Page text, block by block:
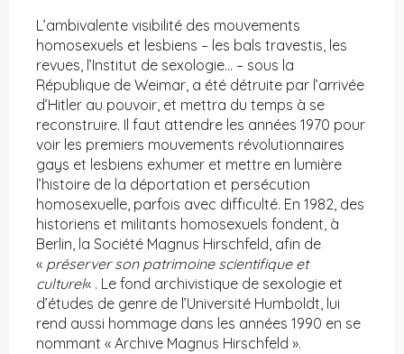
L’ambivalente visibilité des mouvements
homosexuels et lesbiens – les bals travestis, les
revues, l’Institut de sexologie… – sous la
République de Weimar, a été détruite par l’arrivée
d’Hitler au pouvoir, et mettra du temps à se
reconstruire. Il faut attendre les années 1970 pour
voir les premiers mouvements révolutionnaires
gays et lesbiens exhumer et mettre en lumière
l’histoire de la déportation et persécution
homosexuelle, parfois avec difficulté. En 1982, des
historiens et militants homosexuels fondent, à
Berlin, la Société Magnus Hirschfeld, afin de
« préserver son patrimoine scientifique et
culturel« . Le fond archivistique de sexologie et
d’études de genre de l’Université Humboldt, lui
rend aussi hommage dans les années 1990 en se
nommant « Archive Magnus Hirschfeld ».